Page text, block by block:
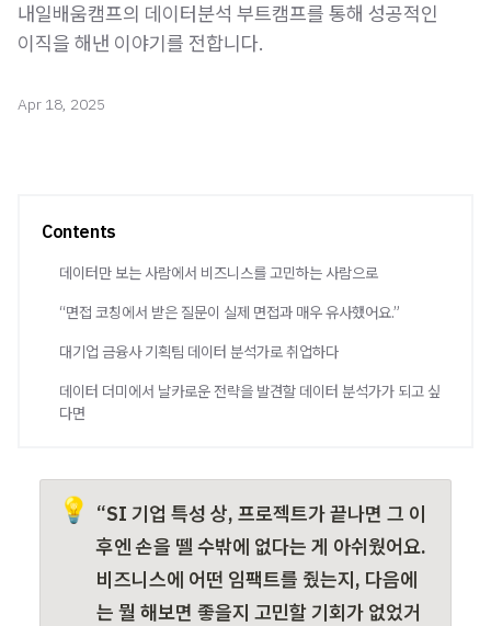
내일배움캠프의 데이터분석 부트캠프를 통해 성공적인
이직을 해낸 이야기를 전합니다.
Apr 18, 2025
Contents
데이터만 보는 사람에서 비즈니스를 고민하는 사람으로
“면접 코칭에서 받은 질문이 실제 면접과 매우 유사했어요.”
대기업 금융사 기획팀 데이터 분석가로 취업하다
데이터 더미에서 날카로운 전략을 발견할 데이터 분석가가 되고 싶
다면
💡 “SI 기업 특성 상, 프로젝트가 끝나면 그 이
후엔 손을 뗄 수밖에 없다는 게 아쉬웠어요.
비즈니스에 어떤 임팩트를 줬는지, 다음에
는 뭘 해보면 좋을지 고민할 기회가 없었거